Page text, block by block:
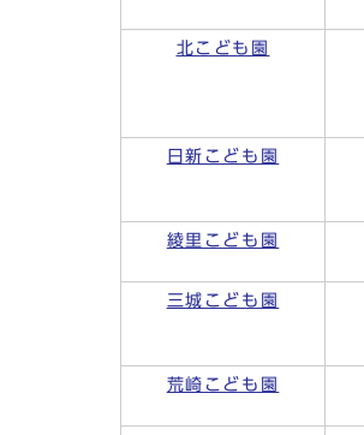
北こども園
日新こども園
綾里こども園
三城こども園
荒崎こども園